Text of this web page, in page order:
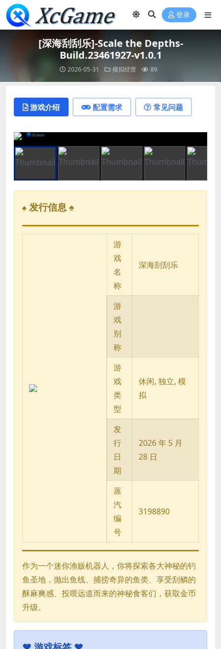
登录
[深海刮刮乐]-Scale the Depths-
Build.23461927-v1.0.1
2026-05-31 模拟经营 89
游戏介绍 配置需求 常见问题
♠ 发行信息 ♠
游
戏
名
称
深海刮刮乐
游
戏
别
称
游
戏
类
型
休闲, 独立, 模
拟
发
行
日
期
2026 年 5 月
28 日
蒸
汽
编
号
3198890
作为一个迷你渔贩机器人，你将探索各大神秘的钓
鱼圣地，抛出鱼线、捕捞奇异的鱼类、享受刮鳞的
酥麻爽感、投喂远道而来的神秘食客们，获取金币
升级。